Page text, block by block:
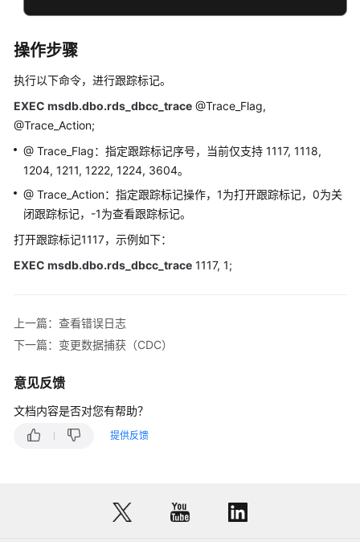
考
常
见
题
故
障
排
除
视
产
术
语
更
操作步骤
执行以下命令，进行跟踪标记。
EXEC msdb.dbo.rds_dbcc_trace @Trace_Flag,
@Trace_Action;
@ Trace_Flag：指定跟踪标记序号，当前仅支持 1117, 1118,
1204, 1211, 1222, 1224, 3604。
@ Trace_Action：指定跟踪标记操作，1为打开跟踪标记，0为关
闭跟踪标记，-1为查看跟踪标记。
打开跟踪标记1117，示例如下：
EXEC msdb.dbo.rds_dbcc_trace 1117, 1;
上一篇：查看错误日志
下一篇：变更数据捕获（CDC）
意见反馈
文档内容是否对您有帮助？
提供反馈